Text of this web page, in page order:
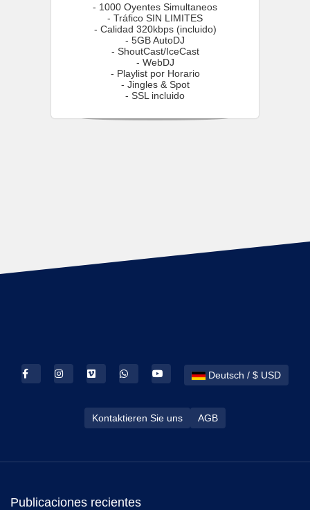
- 1000 Oyentes Simultaneos
- Tráfico SIN LIMITES
- Calidad 320kbps (incluido)
- 5GB AutoDJ
- ShoutCast/IceCast
- WebDJ
- Playlist por Horario
- Jingles & Spot
- SSL incluido
Deutsch / $ USD
Kontaktieren Sie uns AGB
Publicaciones recientes